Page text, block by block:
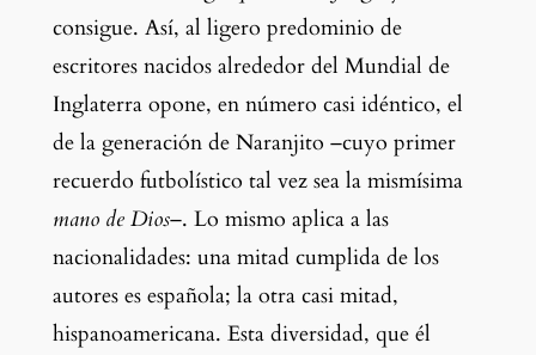
consigue. Así, al ligero predominio de
escritores nacidos alrededor del Mundial de
Inglaterra opone, en número casi idéntico, el
de la generación de Naranjito –cuyo primer
recuerdo futbolístico tal vez sea la mismísima
mano de Dios–. Lo mismo aplica a las
nacionalidades: una mitad cumplida de los
autores es española; la otra casi mitad,
hispanoamericana. Esta diversidad, que él